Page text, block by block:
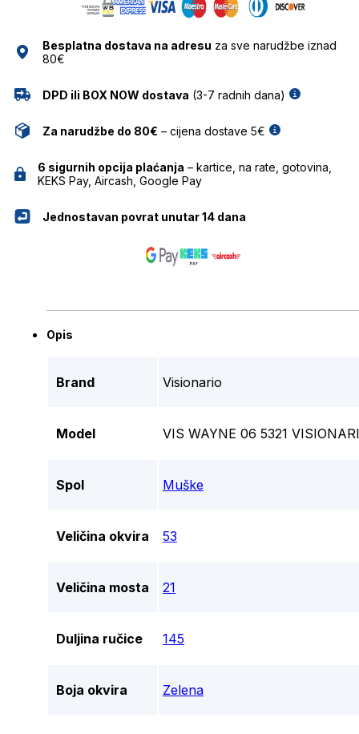
Besplatna dostava na adresu za sve narudžbe iznad
80€
DPD ili BOX NOW dostava (3-7 radnih dana)
Za narudžbe do 80€ – cijena dostave 5€
6 sigurnih opcija plaćanja – kartice, na rate, gotovina,
KEKS Pay, Aircash, Google Pay
Jednostavan povrat unutar 14 dana
Opis
Brand Visionario
Model VIS WAYNE 06 5321
Spol Muške
Veličina okvira 53
Veličina mosta 21
Duljina ručice 145
Boja okvira Zelena